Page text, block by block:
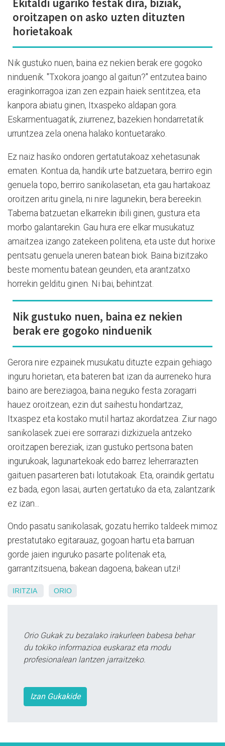
Ekitaldi ugariko festak dira, biziak,
oroitzapen on asko uzten dituzten
horietakoak
Nik gustuko nuen, baina ez nekien berak ere gogoko
ninduenik. "Txokora joango al gaitun?" entzutea baino
eraginkorragoa izan zen ezpain haiek sentitzea, eta
kanpora abiatu ginen, Itxaspeko aldapan gora.
Eskarmentuagatik, ziurrenez, bazekien hondarretatik
urruntzea zela onena halako kontuetarako.
Ez naiz hasiko ondoren gertatutakoaz xehetasunak
ematen. Kontua da, handik urte batzuetara, berriro egin
genuela topo, berriro sanikolasetan, eta gau hartakoaz
oroitzen aritu ginela, ni nire lagunekin, bera bereekin.
Taberna batzuetan elkarrekin ibili ginen, gustura eta
morbo galantarekin. Gau hura ere elkar musukatuz
amaitzea izango zatekeen politena, eta uste dut horixe
pentsatu genuela uneren batean biok. Baina bizitzako
beste momentu batean geunden, eta arantzatxo
horrekin gelditu ginen. Ni bai, behintzat.
Nik gustuko nuen, baina ez nekien
berak ere gogoko ninduenik
Gerora nire ezpainek musukatu dituzte ezpain gehiago
inguru horietan, eta bateren bat izan da aurreneko hura
baino are bereziagoa, baina neguko festa zoragarri
hauez oroitzean, ezin dut saihestu hondartzaz,
Itxaspez eta kostako mutil hartaz akordatzea. Ziur nago
sanikolasek zuei ere sorrarazi dizkizuela antzeko
oroitzapen bereziak, izan gustuko pertsona baten
ingurukoak, lagunartekoak edo barrez leherrarazten
gaituen pasarteren bati lotutakoak. Eta, oraindik gertatu
ez bada, egon lasai, aurten gertatuko da eta, zalantzarik
ez izan...
Ondo pasatu sanikolasak, gozatu herriko taldeek mimoz
prestatutako egitarauaz, gogoan hartu eta barruan
gorde jaien inguruko pasarte politenak eta,
garrantzitsuena, bakean dagoena, bakean utzi!
IRITZIA ORIO
Orio Gukak zu bezalako irakurleen babesa behar
du tokiko informazioa euskaraz eta modu
profesionalean lantzen jarraitzeko.
Izan Gukakide